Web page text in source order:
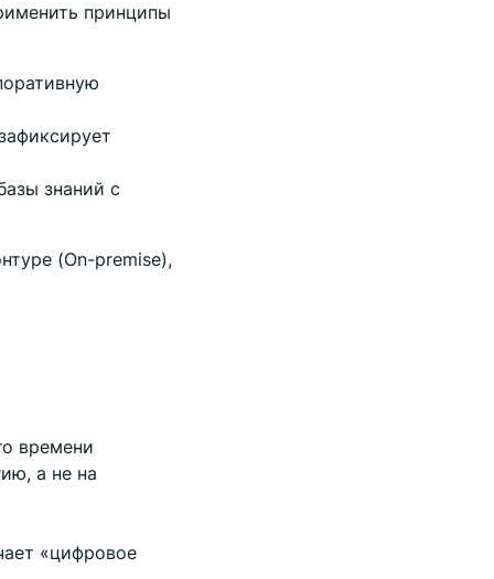
принципы
знаний с
(On-premise),
времени
а не на
«цифровое